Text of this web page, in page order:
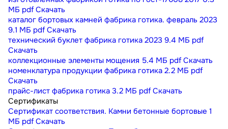
МБ pdf Скачать
каталог бортовых камней фабрика готика. февраль 2023
9.1 МБ pdf Скачать
технический буклет фабрика готика 2023 9.4 МБ pdf
Скачать
коллекционные элементы мощения 5.4 МБ pdf Скачать
номенклатура продукции фабрика готика 2.2 МБ pdf
Скачать
прайс-лист фабрика готика 3.2 МБ pdf Скачать
Сертификаты
Сертификат соответствия. Камни бетонные бортовые 1
МБ pdf Скачать